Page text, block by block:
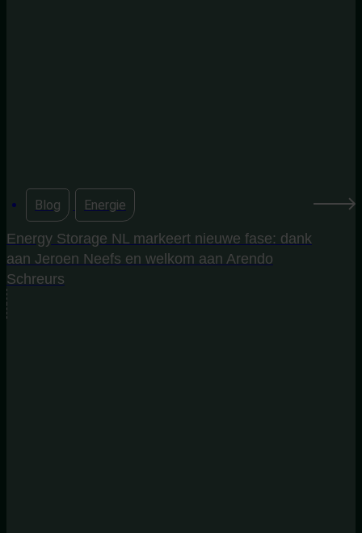
Blog Energie
Energy Storage NL markeert nieuwe fase: dank
aan Jeroen Neefs en welkom aan Arendo
Schreurs